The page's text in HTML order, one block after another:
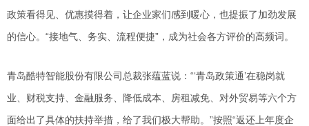
政策看得见、优惠摸得着，让企业家们感到暖心，也提振了加劲发展
的信心。“接地气、务实、流程便捷”，成为社会各方评价的高频词。
青岛酷特智能股份有限公司总裁张蕴蓝说：“‘青岛政策通’在稳岗就
业、财税支持、金融服务、降低成本、房租减免、对外贸易等六个方
面给出了具体的扶持举措，给了我们极大帮助。”按照“返还上年度企